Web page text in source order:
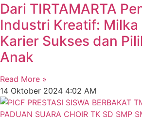
Dari TIRTAMARTA
Industri Kreatif: Milka
Karier Sukses dan
Anak
Read More »
14 Oktober 2024 4:02 AM